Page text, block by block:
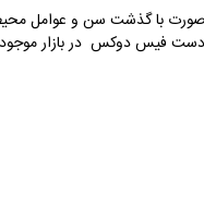
با گذشت سن و عوامل
دست فیس دوکس در بازار